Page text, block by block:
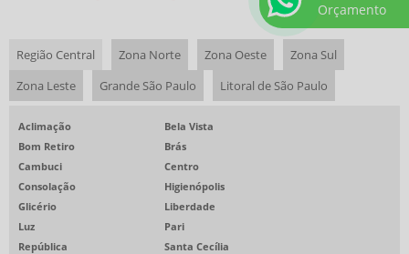
EMPRESAS PRESTADORAS DE SERVIÇOS DE ALIMENTAÇÃO COLETIVA
RESTAURANTE EVENTO CORPORATIVO
RESTAURANTE EVENTO CORPORATIVO SP
ALIMENTAÇÃO COLETIVA PARA INDÚSTRIAS
ALIMENTAÇÃO EMPRESARIAL
Região Central Zona Norte Zona Oeste
Zona Sul
Zona Leste
Grande São Paulo Litoral de São Paulo
Aclimação
Bela Vista
Bom Retiro
Brás
Cambuci
Centro
Consolação
Higienópolis
Glicério
Liberdade
Luz
Pari
República
Santa Cecília
Orçamento